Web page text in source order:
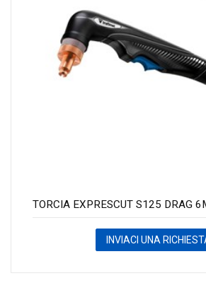
TORCIA EXPRESCUT S125 DRAG
INVIACI UNA